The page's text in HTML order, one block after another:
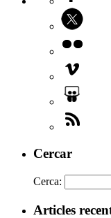
Cercar
Cerca:
Articles